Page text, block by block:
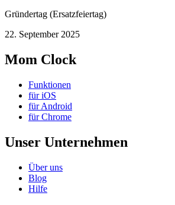
Gründertag (Ersatzfeiertag)
22. September 2025
Mom Clock
Funktionen
für iOS
für Android
für Chrome
Unser Unternehmen
Über uns
Blog
Hilfe